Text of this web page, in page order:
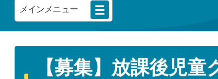
メインメニュー
【募集】放課後児